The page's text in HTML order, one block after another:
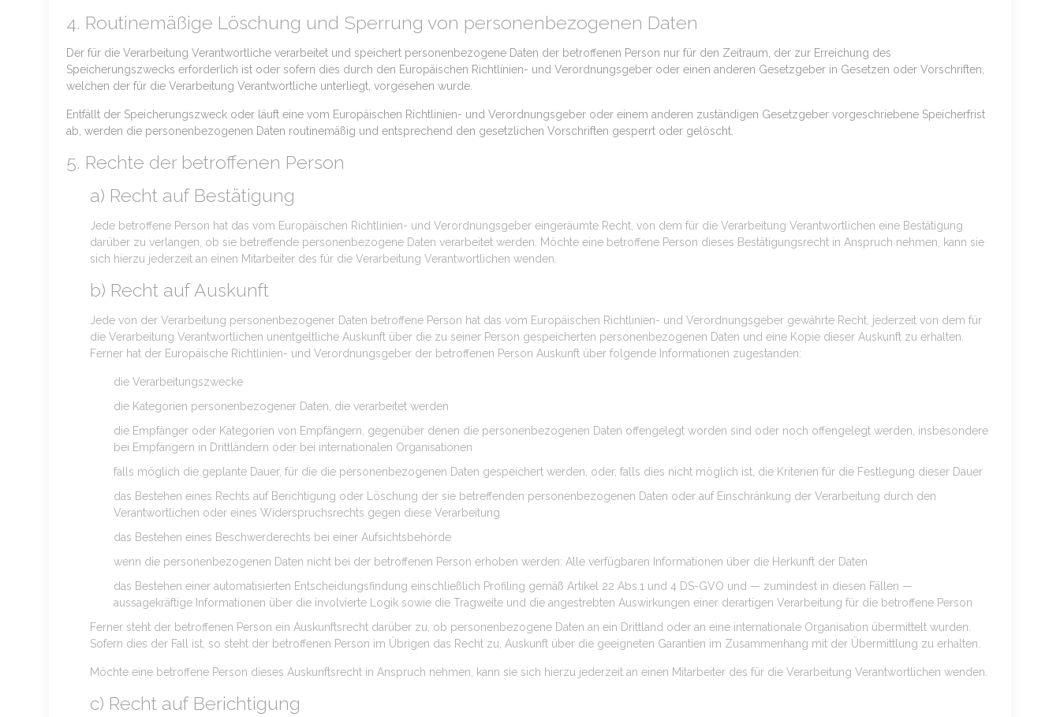
4. Routinemäßige Löschung und Sperrung von personenbezogenen Daten
Der für die Verarbeitung Verantwortliche verarbeitet und speichert personenbezogene Daten der betroffenen Person nur für den Zeitraum, der zur Erreichung des
Speicherungszwecks erforderlich ist oder sofern dies durch den Europäischen Richtlinien- und Verordnungsgeber oder einen anderen Gesetzgeber in Gesetzen oder Vorschriften,
welchen der für die Verarbeitung Verantwortliche unterliegt, vorgesehen wurde.
Entfällt der Speicherungszweck oder läuft eine vom Europäischen Richtlinien- und Verordnungsgeber oder einem anderen zuständigen Gesetzgeber vorgeschriebene Speicherfrist
ab, werden die personenbezogenen Daten routinemäßig und entsprechend den gesetzlichen Vorschriften gesperrt oder gelöscht.
5. Rechte der betroffenen Person
a) Recht auf Bestätigung
Jede betroffene Person hat das vom Europäischen Richtlinien- und Verordnungsgeber eingeräumte Recht, von dem für die Verarbeitung Verantwortlichen eine Bestätigung
darüber zu verlangen, ob sie betreffende personenbezogene Daten verarbeitet werden. Möchte eine betroffene Person dieses Bestätigungsrecht in Anspruch nehmen, kann sie
sich hierzu jederzeit an einen Mitarbeiter des für die Verarbeitung Verantwortlichen wenden.
b) Recht auf Auskunft
Jede von der Verarbeitung personenbezogener Daten betroffene Person hat das vom Europäischen Richtlinien- und Verordnungsgeber gewährte Recht, jederzeit von dem für
die Verarbeitung Verantwortlichen unentgeltliche Auskunft über die zu seiner Person gespeicherten personenbezogenen Daten und eine Kopie dieser Auskunft zu erhalten.
Ferner hat der Europäische Richtlinien- und Verordnungsgeber der betroffenen Person Auskunft über folgende Informationen zugestanden:
die Verarbeitungszwecke
die Kategorien personenbezogener Daten, die verarbeitet werden
die Empfänger oder Kategorien von Empfängern, gegenüber denen die personenbezogenen Daten offengelegt worden sind oder noch offengelegt werden, insbesondere
bei Empfängern in Drittländern oder bei internationalen Organisationen
falls möglich die geplante Dauer, für die die personenbezogenen Daten gespeichert werden, oder, falls dies nicht möglich ist, die Kriterien für die Festlegung dieser Dauer
das Bestehen eines Rechts auf Berichtigung oder Löschung der sie betreffenden personenbezogenen Daten oder auf Einschränkung der Verarbeitung durch den
Verantwortlichen oder eines Widerspruchsrechts gegen diese Verarbeitung
das Bestehen eines Beschwerderechts bei einer Aufsichtsbehörde
wenn die personenbezogenen Daten nicht bei der betroffenen Person erhoben werden: Alle verfügbaren Informationen über die Herkunft der Daten
das Bestehen einer automatisierten Entscheidungsfindung einschließlich Profiling gemäß Artikel 22 Abs.1 und 4 DS-GVO und — zumindest in diesen Fällen —
aussagekräftige Informationen über die involvierte Logik sowie die Tragweite und die angestrebten Auswirkungen einer derartigen Verarbeitung für die betroffene Person
Ferner steht der betroffenen Person ein Auskunftsrecht darüber zu, ob personenbezogene Daten an ein Drittland oder an eine internationale Organisation übermittelt wurden.
Sofern dies der Fall ist, so steht der betroffenen Person im Übrigen das Recht zu, Auskunft über die geeigneten Garantien im Zusammenhang mit der Übermittlung zu erhalten.
Möchte eine betroffene Person dieses Auskunftsrecht in Anspruch nehmen, kann sie sich hierzu jederzeit an einen Mitarbeiter des für die Verarbeitung Verantwortlichen wenden.
c) Recht auf Berichtigung